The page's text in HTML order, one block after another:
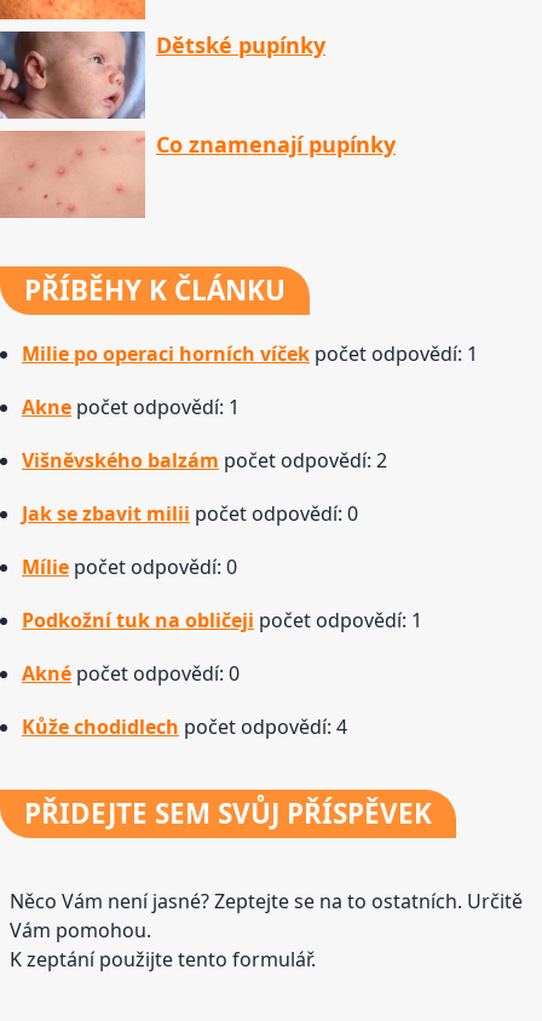
Dětské pupínky
Co znamenají pupínky
PŘÍBĚHY K ČLÁNKU
Milie po operaci horních víček počet odpovědí: 1
Akne počet odpovědí: 1
Višněvského balzám počet odpovědí: 2
Jak se zbavit milii počet odpovědí: 0
Mílie počet odpovědí: 0
Podkožní tuk na obličeji počet odpovědí: 1
Akné počet odpovědí: 0
Kůže chodidlech počet odpovědí: 4
PŘIDEJTE SEM SVŮJ PŘÍSPĚVEK
Něco Vám není jasné? Zeptejte se na to ostatních. Určitě
Vám pomohou.
K zeptání použijte tento formulář.